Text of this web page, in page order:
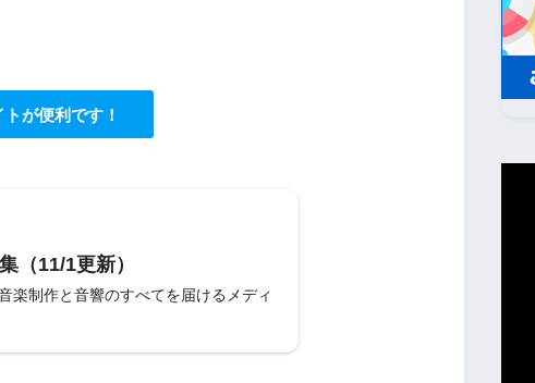
が便利です！
（11/1更新）
楽制作と音響のすべてを届けるメディ